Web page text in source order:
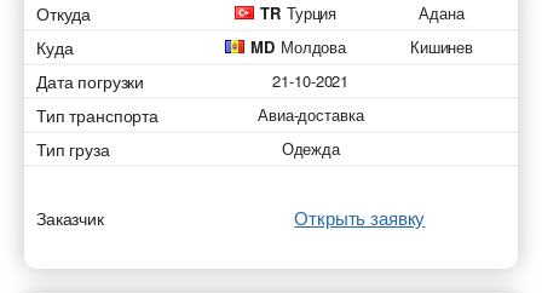
Откуда TR Турция Адана
Куда MD Молдова Кишинев
Дата погрузки 21-10-2021
Тип транспорта Авиа-доставка
Тип груза Одежда
Заказчик Открыть заявку